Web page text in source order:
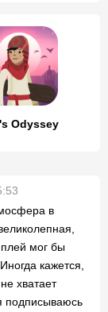
Odyssey
в
мог бы
кажется,
хватает
подписываюсь